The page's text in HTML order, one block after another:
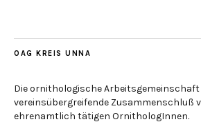
OAG KREIS UNNA
Die ornithologische
vereinsübergreifende Zusammenschluß
ehrenamtlich tätigen OrnithologInnen.